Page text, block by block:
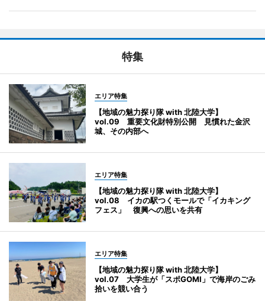
特集
エリア特集
【地域の魅力探り隊 with 北陸大学】
vol.09 重要文化財特別公開 見慣れた金沢
城、その内部へ
エリア特集
【地域の魅力探り隊 with 北陸大学】
vol.08 イカの駅つくモールで「イカキング
フェス」 復興への思いを共有
エリア特集
【地域の魅力探り隊 with 北陸大学】
vol.07 大学生が「スポGOMI」で海岸のごみ
拾いを競い合う